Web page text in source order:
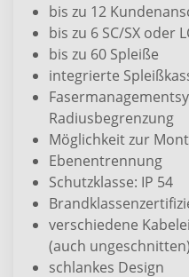
bis zu 12
bis zu 6 SC/SX oder
bis zu 60 Spleiße
integrierte
Radiusbegrenzung
Möglichkeit zur
Ebenentrennung
Schutzklasse: IP 54
verschiedene
(auch ungeschnitten)
schlankes Design